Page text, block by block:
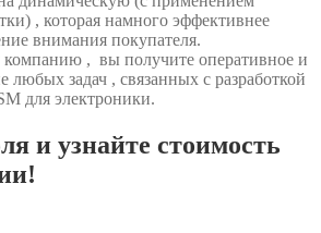
, которая намного эффективнее
внимания покупателя.
, вы получите оперативное и
любых задач , связанных с разработкой
для электроники.
и узнайте стоимость